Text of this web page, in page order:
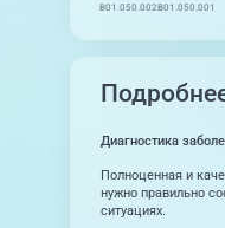
B01.050.002B01.050.001
Диагностика
Полноценная и
нужно правильно
ситуациях.